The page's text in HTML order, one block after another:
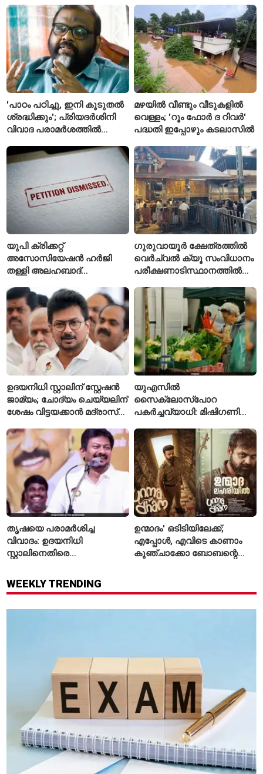
കർഷകർ
'പാഠം പഠിച്ചു, ഇനി കൂടുതൽ
ശ്രദ്ധിക്കും'; പ്രിയദർശിനി
വിവാദ പരാമർശത്തിൽ
സി.പി. ജോൺ
മഴയിൽ വീണ്ടും വീടുകളിൽ
വെള്ളം; 'റൂം ഫോർ ദ റിവർ'
പദ്ധതി ഇപ്പോഴും കടലാസിൽ
യുപി ക്രിക്കറ്റ്
അസോസിയേഷൻ ഹർജി
തള്ളി അലഹബാദ്
ഗുരുവായൂർ ക്ഷേത്രത്തിൽ
വെർച്വൽ ക്യൂ സംവിധാനം
പരീക്ഷണാടിസ്ഥാനത്തിൽ
ഉദയനിധി സ്റ്റാലിന് സ്റ്റേഷൻ
ജാമ്യം; ചോദ്യം ചെയ്യലിന്
ശേഷം വിട്ടയക്കാൻ മദ്രാസ്
യുഎസിൽ
സൈക്ലോസ്പോറ
പകർച്ചവ്യാധി: മിഷിഗണിൽ
സ്ഥിരീകരിച്ചു
തൃഷയെ പരാമർശിച്ച
വിവാദം: ഉദയനിധി
സ്റ്റാലിനെതിരെ
എന്തെല്ലാം കുറ്റങ്ങൾ?
ഉന്മാദം' ഒടിടിയിലേക്ക്;
എപ്പോൾ, എവിടെ കാണാം
കുഞ്ചാക്കോ ബോബന്റെ
WEEKLY TRENDING